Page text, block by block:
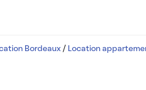
Bordeaux/ Location